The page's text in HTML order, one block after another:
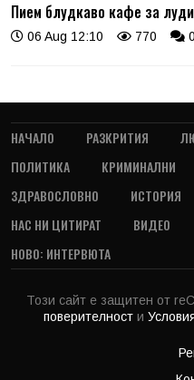
Пием блудкаво кафе за
06 Aug 12:10 770 0
НАЧАЛО РАЗКРИТИЯ
ПОЛИТИКА
КРИМИНАЛНИ
ЗДРАВОСЛОВНО
ИСТОРИЯ
НАС НИ ЦИТИРАТ
ВИДЕО
НОВО: ИНТЕРВЮТА
Този сайт е защитен от
поверителност и